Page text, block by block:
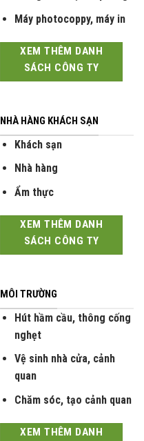
Máy photocoppy, máy in
XEM THÊM DANH
SÁCH CÔNG TY
NHÀ HÀNG KHÁCH SẠN
Khách sạn
Nhà hàng
Ẩm thực
XEM THÊM DANH
SÁCH CÔNG TY
MÔI TRƯỜNG
Hút hầm cầu, thông cống
nghẹt
Vệ sinh nhà cửa, cảnh
quan
Chăm sóc, tạo cảnh quan
XEM THÊM DANH